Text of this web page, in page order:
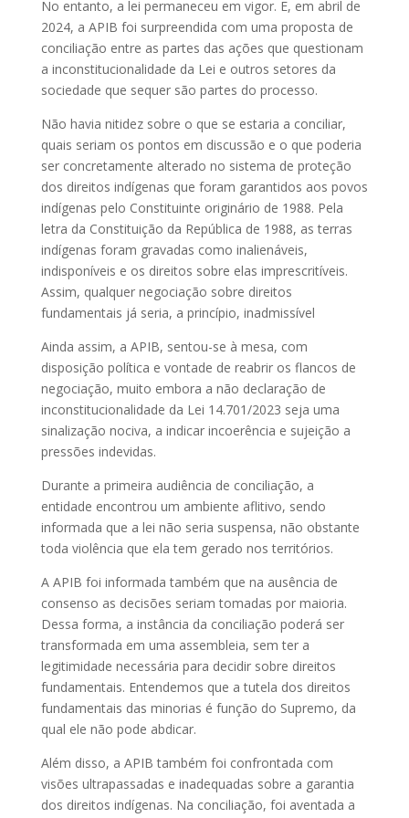
No entanto, a lei permaneceu em vigor. E, em abril de
2024, a APIB foi surpreendida com uma proposta de
conciliação entre as partes das ações que questionam
a inconstitucionalidade da Lei e outros setores da
sociedade que sequer são partes do processo.
Não havia nitidez sobre o que se estaria a conciliar,
quais seriam os pontos em discussão e o que poderia
ser concretamente alterado no sistema de proteção
dos direitos indígenas que foram garantidos aos povos
indígenas pelo Constituinte originário de 1988. Pela
letra da Constituição da República de 1988, as terras
indígenas foram gravadas como inalienáveis,
indisponíveis e os direitos sobre elas imprescritíveis.
Assim, qualquer negociação sobre direitos
fundamentais já seria, a princípio, inadmissível
Ainda assim, a APIB, sentou-se à mesa, com
disposição política e vontade de reabrir os flancos de
negociação, muito embora a não declaração de
inconstitucionalidade da Lei 14.701/2023 seja uma
sinalização nociva, a indicar incoerência e sujeição a
pressões indevidas.
Durante a primeira audiência de conciliação, a
entidade encontrou um ambiente aflitivo, sendo
informada que a lei não seria suspensa, não obstante
toda violência que ela tem gerado nos territórios.
A APIB foi informada também que na ausência de
consenso as decisões seriam tomadas por maioria.
Dessa forma, a instância da conciliação poderá ser
transformada em uma assembleia, sem ter a
legitimidade necessária para decidir sobre direitos
fundamentais. Entendemos que a tutela dos direitos
fundamentais das minorias é função do Supremo, da
qual ele não pode abdicar.
Além disso, a APIB também foi confrontada com
visões ultrapassadas e inadequadas sobre a garantia
dos direitos indígenas. Na conciliação, foi aventada a